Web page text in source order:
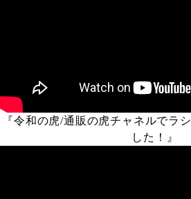
『令和の虎/通販の虎チャネルでラ
した！』